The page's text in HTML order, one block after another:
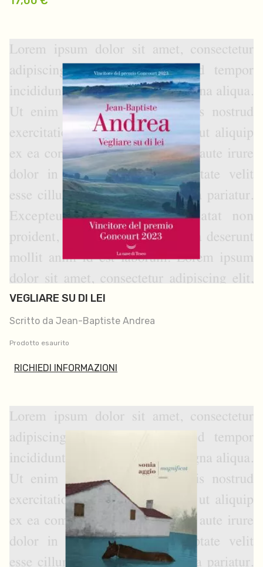
VEGLIARE SU DI LEI
Scritto da Jean-Baptiste Andrea
Prodotto esaurito
RICHIEDI INFORMAZIONI